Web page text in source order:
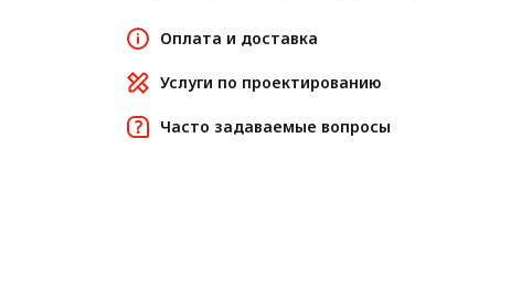
Оплата и доставка
Услуги по проектированию
Часто задаваемые вопросы